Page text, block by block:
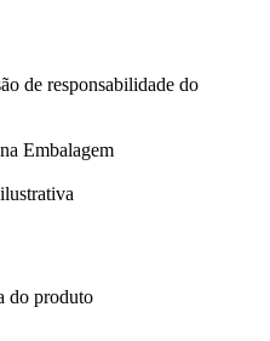
de responsabilidade do
Embalagem
do produto